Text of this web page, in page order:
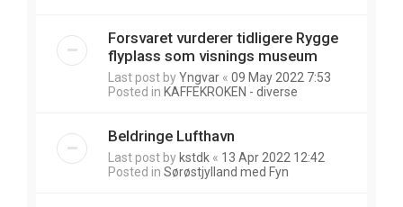
Forsvaret vurderer tidligere Rygge
flyplass som visnings museum
Last post byYngvar « 09 May 2022 7:53
Posted in KAFFEKROKEN - diverse
Beldringe Lufthavn
Last post by kstdk « 13 Apr 2022 12:42
Posted in Sørøstjylland med Fyn